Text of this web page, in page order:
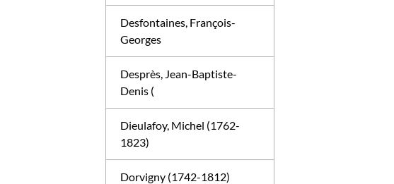
Desfontaines, François-
Georges
Desprès, Jean-Baptiste-
Denis (
Dieulafoy, Michel (1762-
1823)
Dorvigny (1742-1812)